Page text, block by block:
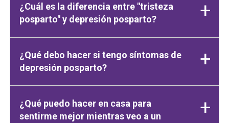
¿Cuál es la diferencia entre "tristeza
posparto" y depresión posparto?
¿Qué debo hacer si tengo síntomas de
depresión posparto?
¿Qué puedo hacer en casa para
sentirme mejor mientras veo a un